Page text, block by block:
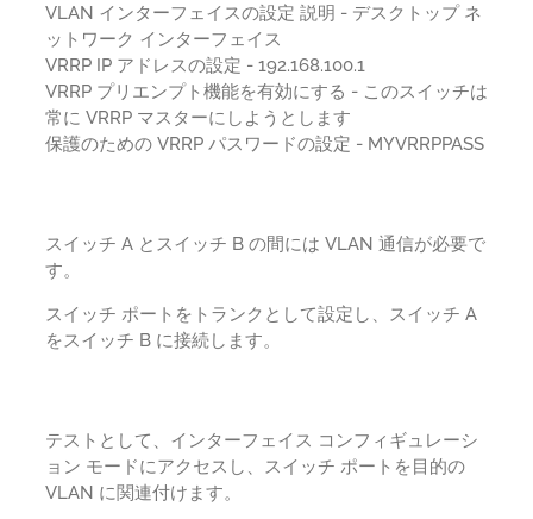
VLAN インターフェイスの設定 説明 - デスクトップ ネ
ットワーク インターフェイス
VRRP IP アドレスの設定 - 192.168.100.1
VRRP プリエンプト機能を有効にする - このスイッチは
常に VRRP マスターにしようとします
保護のための VRRP パスワードの設定 - MYVRRPPASS
スイッチ A とスイッチ B の間には VLAN 通信が必要で
す。
スイッチ ポートをトランクとして設定し、スイッチ A
をスイッチ B に接続します。
テストとして、インターフェイス コンフィギュレーシ
ョン モードにアクセスし、スイッチ ポートを目的の
VLAN に関連付けます。